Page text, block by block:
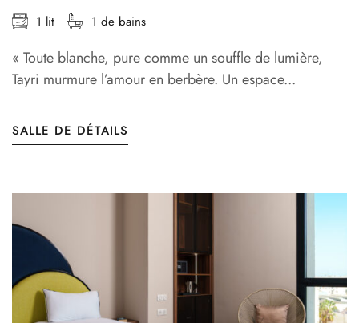
1 lit 1 de bains
« Toute blanche, pure comme un souffle de lumière,
Tayri murmure l’amour en berbère. Un espace...
SALLE DE DÉTAILS